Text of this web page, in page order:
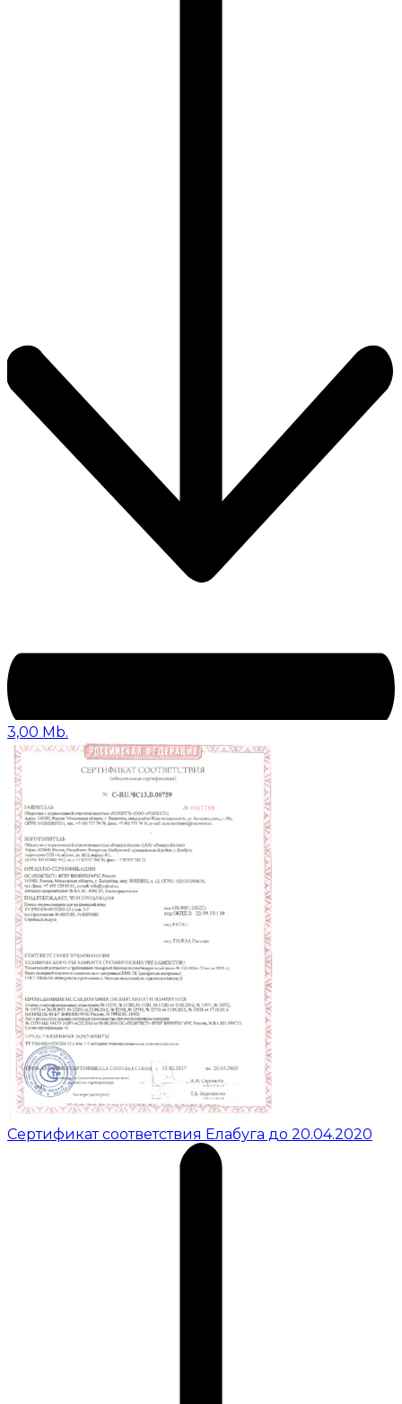
3,00 Mb.
Сертификат соответствия Елабуга до 20.04.2020